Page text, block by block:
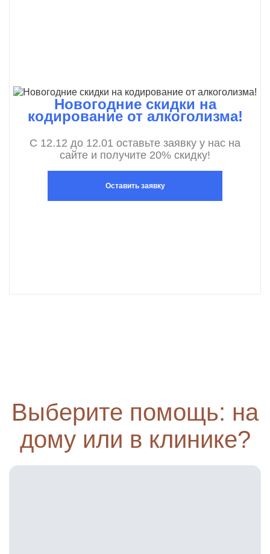
Новогодние скидки на
кодирование от алкоголизма!
С 12.12 до 12.01 оставьте заявку у нас на
сайте и получите 20% скидку!
Оставить заявку
Выберите помощь: на
дому или в клинике?